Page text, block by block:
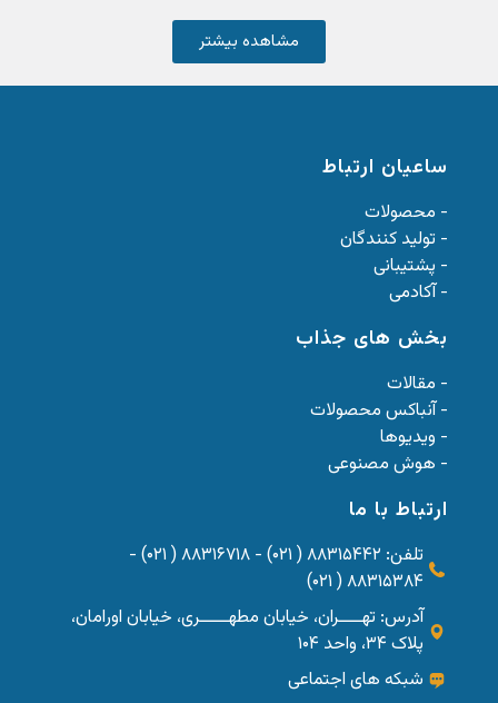
مشاهده بیشتر
ساعیان ارتباط
- محصولات
- تولید کنندگان
- پشتیبانی
- آکادمی
بخش های جذاب
- مقالات
- آنباکس محصولات
- ویدیوها
- هوش مصنوعی
ارتباط با ما
تلفن: ۸۸۳۱۵۴۴۲ ( ۰۲۱) - ۸۸۳۱۶۷۱۸ ( ۰۲۱) -
۸۸۳۱۵۳۸۴ ( ۰۲۱)
آدرس: تهــــران، خیابان مطهـــــری، خیابان اورامان،
پلاک ۳۴، واحد ۱۰۴
شبکه های اجتماعی